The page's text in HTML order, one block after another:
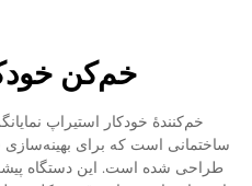
خم‌کن
خم‌کنندهٔ خودکار استیراپ
ساختمانی است که برای
طراحی شده است. این دستگاه